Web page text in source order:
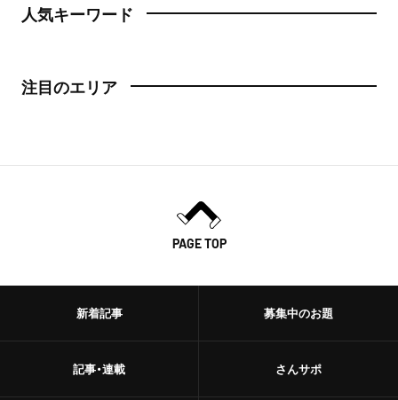
人気キーワード
注目のエリア
PAGE TOP
新着記事
記事・連載
募集中のお題
さんサポ